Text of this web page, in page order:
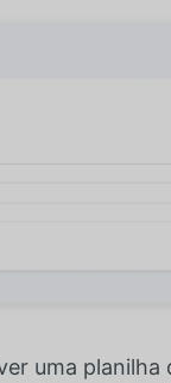
uma planilha